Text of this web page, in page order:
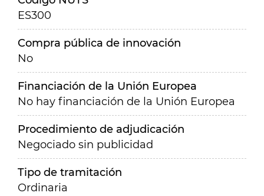
ES300
Compra pública de innovación
No
Financiación de la Unión Europea
No hay financiación de la Unión Europea
Procedimiento de adjudicación
Negociado sin publicidad
Tipo de tramitación
Ordinaria